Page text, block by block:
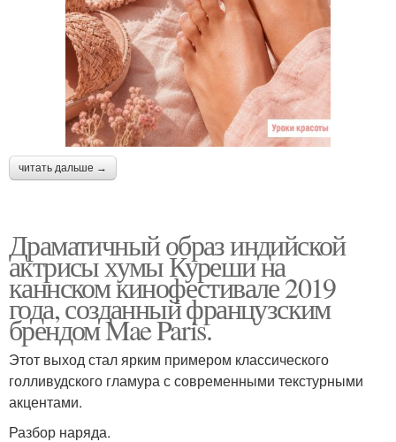
читать дальше →
Драматичный образ индийской
актрисы хумы Куреши на
каннском кинофестивале 2019
года, созданный французским
брендом Mae Paris.
Этот выход стал ярким примером классического
голливудского гламура с современными текстурными
акцентами.
Разбор наряда.